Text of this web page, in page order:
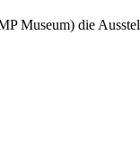
Museum) die